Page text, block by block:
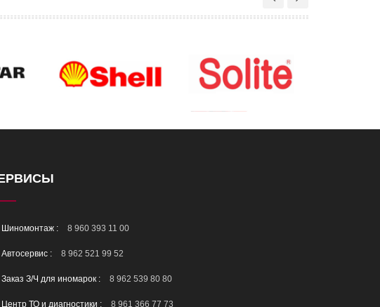
Шиномонтаж : 8 960 393 11 00
Автосервис : 8 962 521 99 52
Заказ З/Ч для иномарок : 8 962 539 80 80
Центр ТО и диагностики : 8 961 366 77 73